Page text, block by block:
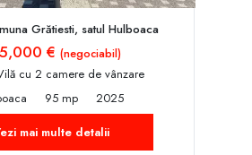
Grătiesti, satul Hulboaca
€ (negociabil)
cu 2 camere de vânzare
95 mp
2025
mai multe detalii